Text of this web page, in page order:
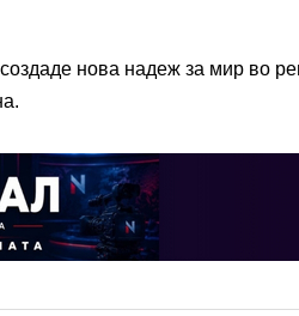
нова надеж за мир во